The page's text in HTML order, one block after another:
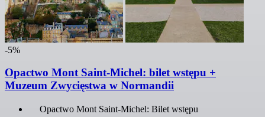
-5%
Opactwo Mont Saint-Michel: bilet wstępu +
Muzeum Zwycięstwa w Normandii
Opactwo Mont Saint-Michel: Bilet wstępu